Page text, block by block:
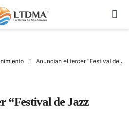
Anuncian el tercer “Festival de
“Festival de Jazz